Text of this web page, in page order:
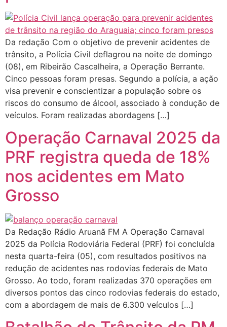
Da redação Com o objetivo de prevenir acidentes de
trânsito, a Polícia Civil deflagrou na noite de domingo
(08), em Ribeirão Cascalheira, a Operação Berrante.
Cinco pessoas foram presas. Segundo a polícia, a ação
visa prevenir e conscientizar a população sobre os
riscos do consumo de álcool, associado à condução de
veículos. Foram realizadas abordagens […]
Operação Carnaval 2025 da
PRF registra queda de 18%
nos acidentes em Mato
Grosso
Da Redação Rádio Aruanã FM A Operação Carnaval
2025 da Polícia Rodoviária Federal (PRF) foi concluída
nesta quarta-feira (05), com resultados positivos na
redução de acidentes nas rodovias federais de Mato
Grosso. Ao todo, foram realizadas 370 operações em
diversos pontos das cinco rodovias federais do estado,
com a abordagem de mais de 6.300 veículos […]